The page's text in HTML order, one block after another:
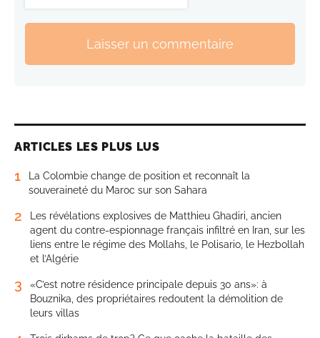
Laisser un commentaire
ARTICLES LES PLUS LUS
1
La Colombie change de position et reconnaît la
souveraineté du Maroc sur son Sahara
2
Les révélations explosives de Matthieu Ghadiri, ancien
agent du contre-espionnage français infiltré en Iran, sur les
liens entre le régime des Mollahs, le Polisario, le Hezbollah
et l’Algérie
3
«C’est notre résidence principale depuis 30 ans»: à
Bouznika, des propriétaires redoutent la démolition de
leurs villas